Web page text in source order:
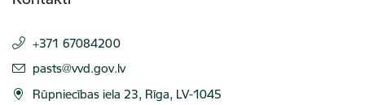
+371 67084200
E-pasts:
pasts@vvd.gov.lv
Rūpniecības iela 23, Rīga, LV-1045